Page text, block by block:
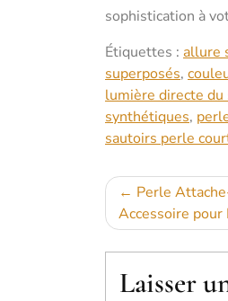
sophistication à
Étiquettes : allure
superposés,
lumière directe
synthétiques,
sautoirs perle
Navigation
de
l’article
Perle
Accessoire pour
Laisser